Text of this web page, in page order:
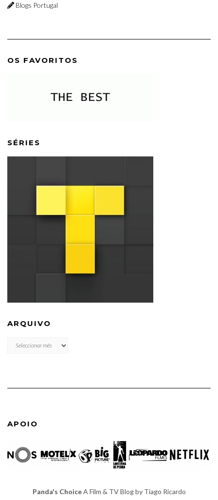
Blogs Portugal
OS FAVORITOS
SÉRIES
ARQUIVO
ARQUIVO
APOIO
Panda's ChoiceA Film & TV Blog by Tiago Ricardo